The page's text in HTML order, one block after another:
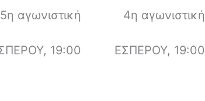
5η αγωνιστική 4η αγωνιστική
19:00 ΕΣΠΕΡΟΥ, 19:00